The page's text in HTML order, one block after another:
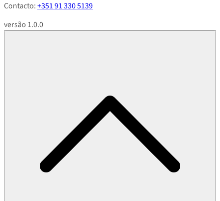
Contacto:+351 91 330 5139
versão 1.0.0